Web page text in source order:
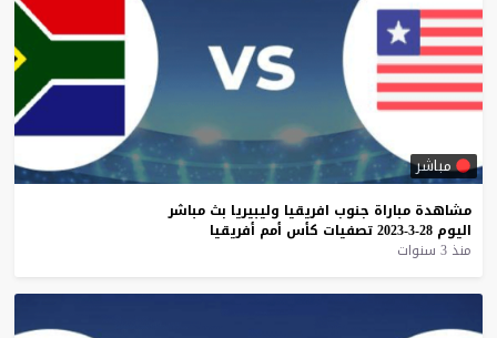
مباشر
مشاهدة مباراة جنوب افريقيا وليبيريا بث مباشر
اليوم 28-3-2023 تصفيات كأس أمم أفريقيا
منذ 3 سنوات